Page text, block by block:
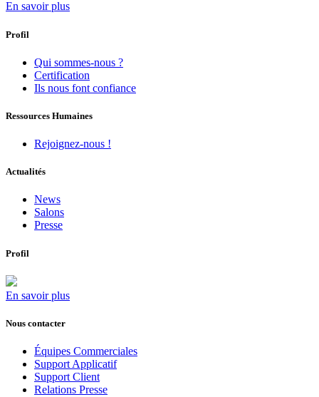
En savoir plus
Profil
Qui sommes-nous ?
Certification
Ils nous font confiance
Ressources Humaines
Rejoignez-nous !
Actualités
News
Salons
Presse
Profil
En savoir plus
Nous contacter
Équipes Commerciales
Support Applicatif
Support Client
Relations Presse